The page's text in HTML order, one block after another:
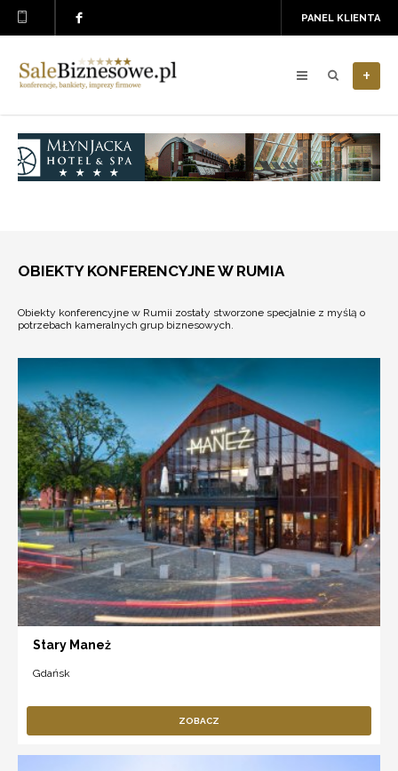
PANEL KLIENTA
+
OBIEKTY KONFERENCYJNE W RUMIA
Obiekty konferencyjne w Rumii zostały stworzone specjalnie z myślą o
potrzebach kameralnych grup biznesowych.
Stary Maneż
Gdańsk
ZOBACZ